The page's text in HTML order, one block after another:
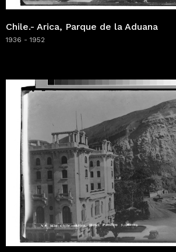
Chile.- Arica, Parque de la Aduana
1936 - 1952